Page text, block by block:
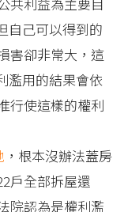
自己可以得到的
害卻非常大，這
濫用的結果會依
行使這樣的權利
，根本沒辦法蓋房
戶全部拆屋還
院認為是權利濫